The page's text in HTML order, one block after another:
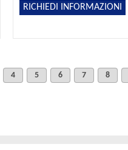
RICHIEDI INFORMAZIONI
4 5 6 7 8